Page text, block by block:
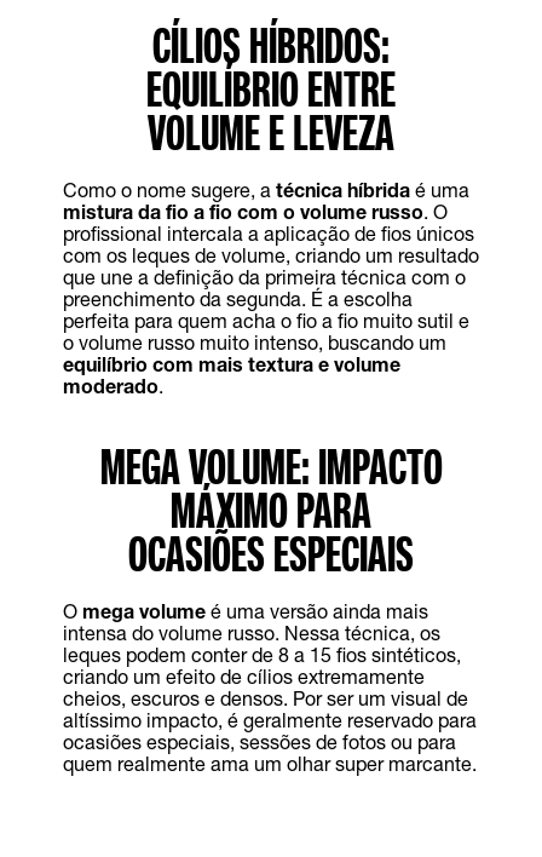
CÍLIOS HÍBRIDOS:
EQUILÍBRIO ENTRE
VOLUME E LEVEZA
Como o nome sugere, a técnica híbridaé uma
mistura da fio a fio com o volume russo. O
profissional intercala a aplicação de fios únicos
com os leques de volume, criando um resultado
que une a definição da primeira técnica com o
preenchimento da segunda. É a escolha
perfeita para quem acha o fio a fio muito sutil e
o volume russo muito intenso, buscando um
equilíbrio com mais textura e volume
moderado.
MEGA VOLUME: IMPACTO
MÁXIMO PARA
OCASIÕES ESPECIAIS
O mega volumeé uma versão ainda mais
intensa do volume russo. Nessa técnica, os
leques podem conter de 8 a 15 fios sintéticos,
criando um efeito de cílios extremamente
cheios, escuros e densos. Por ser um visual de
altíssimo impacto, é geralmente reservado para
ocasiões especiais, sessões de fotos ou para
quem realmente ama um olhar super marcante.